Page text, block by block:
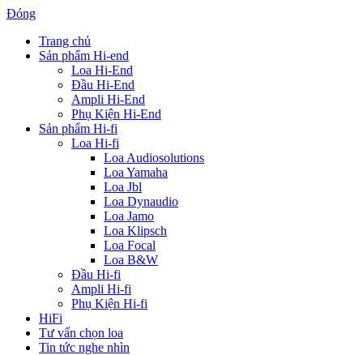
Đóng
Trang chủ
Sản phẩm Hi-end
Loa Hi-End
Đầu Hi-End
Ampli Hi-End
Phụ Kiện Hi-End
Sản phẩm Hi-fi
Loa Hi-fi
Loa Audiosolutions
Loa Yamaha
Loa Jbl
Loa Dynaudio
Loa Jamo
Loa Klipsch
Loa Focal
Loa B&W
Đầu Hi-fi
Ampli Hi-fi
Phụ Kiện Hi-fi
HiFi
Tư vấn chọn loa
Tin tức nghe nhìn